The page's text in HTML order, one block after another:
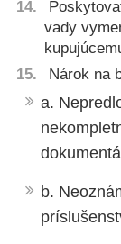
vady
Nárok na
a.
b.